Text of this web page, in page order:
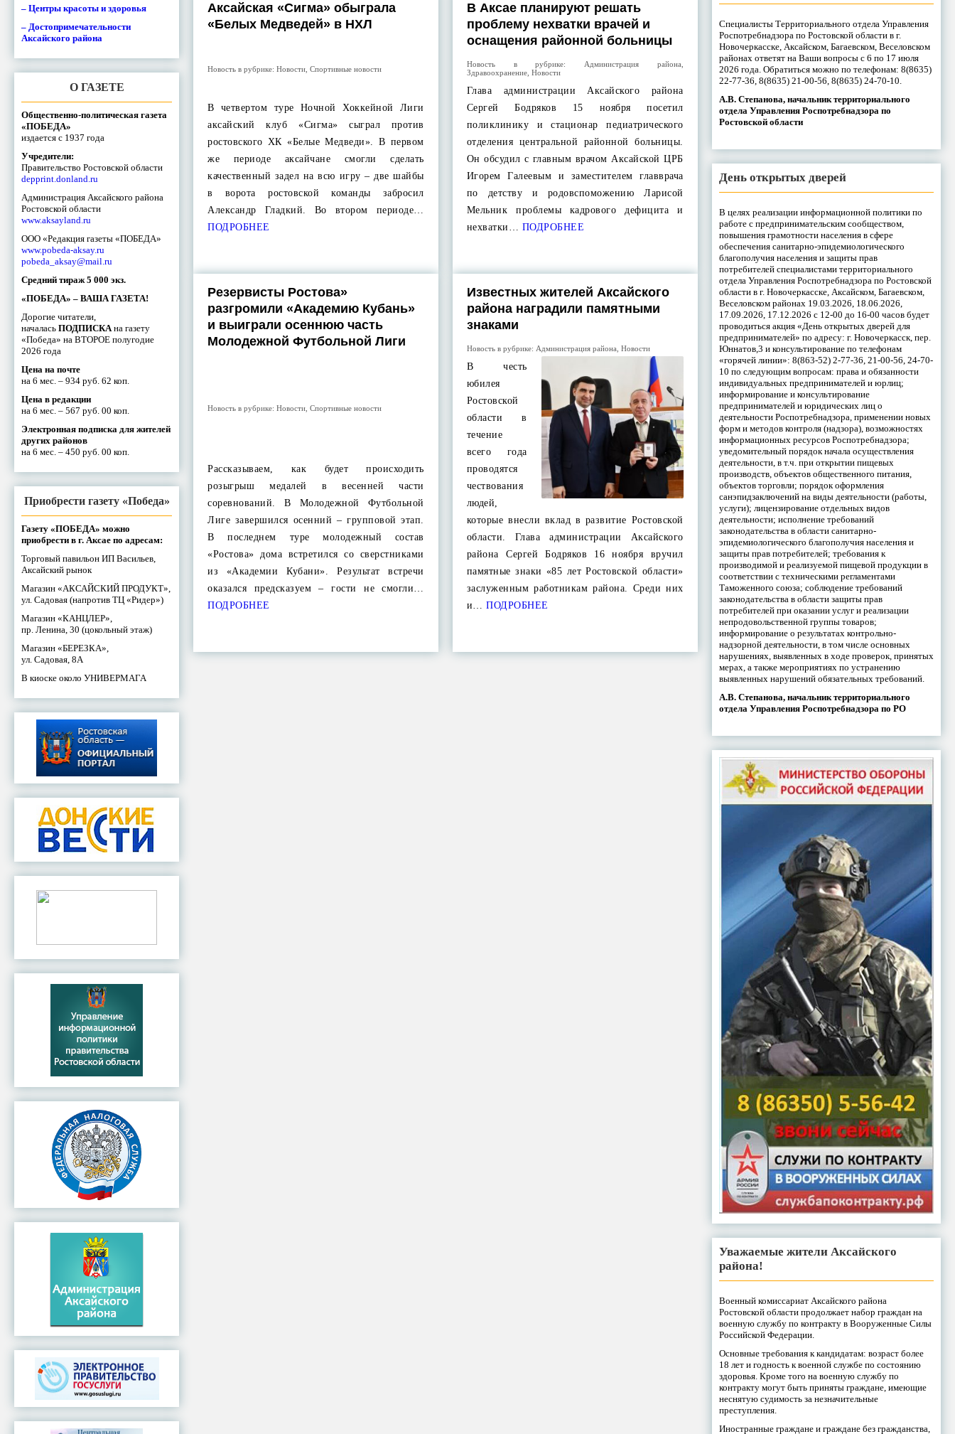
– Центры красоты и здоровья
– Достопримечательности
Аксайского района
О ГАЗЕТЕ
Общественно-политическая газета
«ПОБЕДА»
издается с 1937 года
Учредители:
Правительство Ростовской области
depprint.donland.ru
Администрация Аксайского района
Ростовской области
www.aksayland.ru
ООО «Редакция газеты «ПОБЕДА»
www.pobeda-aksay.ru
pobeda_aksay@mail.ru
Средний тираж 5 000 экз.
«ПОБЕДА» – ВАША ГАЗЕТА!
Дорогие читатели,
началась ПОДПИСКА на газету
«Победа» на ВТОРОЕ полугодие
2026 года
Цена на почте
на 6 мес. – 934 руб. 62 коп.
Цена в редакции
на 6 мес. – 567 руб. 00 коп.
Электронная подписка для жителей
других районов
на 6 мес. – 450 руб. 00 коп.
Приобрести газету «Победа»
Газету «ПОБЕДА» можно
приобрести в г. Аксае по адресам:
Торговый павильон ИП Васильев,
Аксайский рынок
Магазин «АКСАЙСКИЙ ПРОДУКТ»,
ул. Садовая (напротив ТЦ «Ридер»)
Магазин «КАНЦЛЕР»,
пр. Ленина, 30 (цокольный этаж)
Магазин «БЕРЕЗКА»,
ул. Садовая, 8А
В киоске около УНИВЕРМАГА
Аксайская «Сигма» обыграла
«Белых Медведей» в НХЛ
Новость в рубрике:Новости ,Спортивные новости
В четвертом туре Ночной Хоккейной Лиги
аксайский клуб «Сигма» сыграл против
ростовского ХК «Белые Медведи». В первом
же периоде аксайчане смогли сделать
качественный задел на всю игру – две шайбы
в ворота ростовской команды забросил
Александр Гладкий. Во втором периоде…
ПОДРОБНЕЕ
В Аксае планируют решать
проблему нехватки врачей и
оснащения районной больницы
Новость в рубрике: Администрация района
Здравоохранение, Новости
Глава администрации Аксайского района
Сергей Бодряков 15 ноября посетил
поликлинику и стационар педиатрического
отделения центральной районной больницы.
Он обсудил с главным врачом Аксайской ЦРБ
Игорем Галеевым и заместителем главврача
по детству и родовспоможению Ларисой
Мельник проблемы кадрового дефицита и
нехватки… ПОДРОБНЕЕ
Резервисты Ростова»
разгромили «Академию Кубань»
и выиграли осеннюю часть
Молодежной Футбольной Лиги
Новость в рубрике:Новости ,Спортивные новости
Рассказываем, как будет происходить
розыгрыш медалей в весенней части
соревнований. В Молодежной Футбольной
Лиге завершился осенний – групповой этап.
В последнем туре молодежный состав
«Ростова» дома встретился со сверстниками
из «Академии Кубани». Результат встречи
оказался предсказуем – гости не смогли…
ПОДРОБНЕЕ
Известных жителей Аксайского
района наградили памятными
знаками
Новость в рубрике: Администрация района Новости
В честь
юбилея
Ростовской
области в
течение
всего года
проводятся
чествования
людей,
которые внесли вклад в развитие Ростовской
области. Глава администрации Аксайского
района Сергей Бодряков 16 ноября вручил
памятные знаки «85 лет Ростовской области»
заслуженным работникам района. Среди них
и… ПОДРОБНЕЕ
Специалисты Территориального отдела Управления
Роспотребнадзора по Ростовской области в г.
Новочеркасске, Аксайском, Багаевском, Веселовском
районах ответят на Ваши вопросы с 6 по 17 июля
2026 года. Обратиться можно по телефонам: 8(8635)
22-77-36, 8(8635) 21-00-56, 8(8635) 24-70-10.
А.В. Степанова, начальник территориального
отдела Управления Роспотребнадзора по
Ростовской области
День открытых дверей
В целях реализации информационной политики по
работе с предпринимательским сообществом,
повышения грамотности населения в сфере
обеспечения санитарно-эпидемиологического
благополучия населения и защиты прав
потребителей специалистами территориального
отдела Управления Роспотребнадзора по Ростовской
области в г. Новочеркасске, Аксайском, Багаевском,
Веселовском районах 19.03.2026, 18.06.2026,
17.09.2026, 17.12.2026 с 12-00 до 16-00 часов будет
проводиться акция «День открытых дверей для
предпринимателей» по адресу: г. Новочеркасск, пер.
Юннатов,3 и консультирование по телефонам
«горячей линии»: 8(863-52) 2-77-36, 21-00-56, 24-70-
10 по следующим вопросам: права и обязанности
индивидуальных предпринимателей и юрлиц;
информирование и консультирование
предпринимателей и юридических лиц о
деятельности Роспотребнадзора, применении новых
форм и методов контроля (надзора), возможностях
информационных ресурсов Роспотребнадзора;
уведомительный порядок начала осуществления
деятельности, в т.ч. при открытии пищевых
производств, объектов общественного питания,
объектов торговли; порядок оформления
санэпидзаключений на виды деятельности (работы,
услуги); лицензирование отдельных видов
деятельности; исполнение требований
законодательства в области санитарно-
эпидемиологического благополучия населения и
защиты прав потребителей; требования к
производимой и реализуемой пищевой продукции в
соответствии с техническими регламентами
Таможенного союза; соблюдение требований
законодательства в области защиты прав
потребителей при оказании услуг и реализации
непродовольственной группы товаров;
информирование о результатах контрольно-
надзорной деятельности, в том числе основных
нарушениях, выявленных в ходе проверок, принятых
мерах, а также мероприятиях по устранению
выявленных нарушений обязательных требований.
А.В. Степанова, начальник территориального
отдела Управления Роспотребнадзора по РО
Уважаемые жители Аксайского
района!
Военный комиссариат Аксайского района
Ростовской области продолжает набор граждан на
военную службу по контракту в Вооруженные Силы
Российской Федерации.
Основные требования к кандидатам: возраст более
18 лет и годность к военной службе по состоянию
здоровья. Кроме того на военную службу по
контракту могут быть приняты граждане, имеющие
неснятую судимость за незначительные
преступления.
Иностранные граждане и граждане без гражданства,